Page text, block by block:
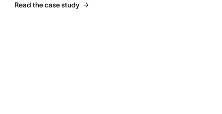
Read the case study